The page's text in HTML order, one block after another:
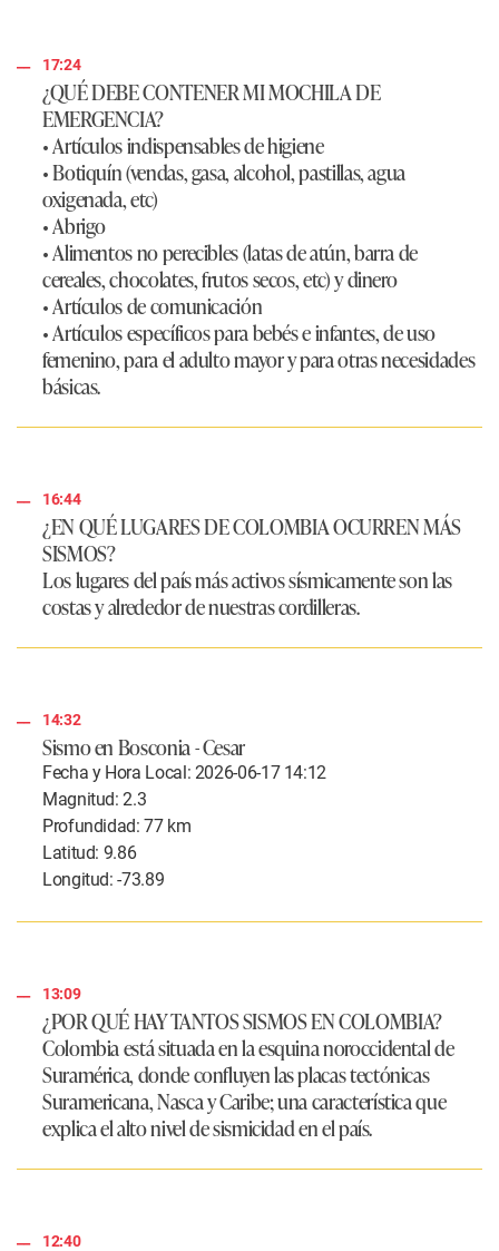
17:24
¿QUÉ DEBE CONTENER MI MOCHILA DE
EMERGENCIA?
• Artículos indispensables de higiene
• Botiquín (vendas, gasa, alcohol, pastillas, agua
oxigenada, etc)
• Abrigo
• Alimentos no perecibles (latas de atún, barra de
cereales, chocolates, frutos secos, etc) y dinero
• Artículos de comunicación
• Artículos específicos para bebés e infantes, de uso
femenino, para el adulto mayor y para otras necesidades
básicas.
16:44
¿EN QUÉ LUGARES DE COLOMBIA OCURREN MÁS
SISMOS?
Los lugares del país más activos sísmicamente son las
costas y alrededor de nuestras cordilleras.
14:32
Sismo en Bosconia - Cesar
Fecha y Hora Local: 2026-06-17 14:12
Magnitud: 2.3
Profundidad: 77 km
Latitud: 9.86
Longitud: -73.89
13:09
¿POR QUÉ HAY TANTOS SISMOS EN COLOMBIA?
Colombia está situada en la esquina noroccidental de
Suramérica, donde confluyen las placas tectónicas
Suramericana, Nasca y Caribe; una característica que
explica el alto nivel de sismicidad en el país.
12:40